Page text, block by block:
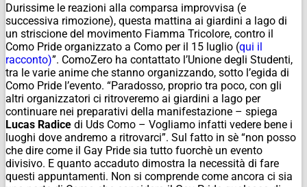
Durissime le reazioni alla comparsa improvvisa (e
successiva rimozione), questa mattina ai giardini a lago di
un striscione del movimento Fiamma Tricolore, contro il
Como Pride organizzato a Como per il 15 luglio (qui il
racconto)”. ComoZero ha contattato l’Unione degli Studenti,
tra le varie anime che stanno organizzando, sotto l’egida di
Como Pride l’evento. “Paradosso, proprio tra poco, con gli
altri organizzatori ci ritroveremo ai giardini a lago per
continuare nei preparativi della manifestazione – spiega
Lucas Radice di Uds Como – Vogliamo infatti vedere bene i
luoghi dove andremo a ritrovarci”. Sul fatto in sè “non posso
che dire come il Gay Pride sia tutto fuorchè un evento
divisivo. E quanto accaduto dimostra la necessità di fare
questi appuntamenti. Non si comprende come ancora ci sia